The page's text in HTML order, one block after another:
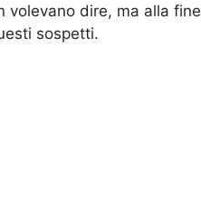
volevano dire, ma alla
sospetti.